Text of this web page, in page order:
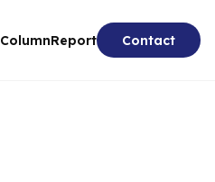
ColumnReport Contact